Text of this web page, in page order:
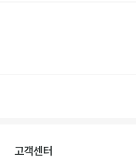
고객센터